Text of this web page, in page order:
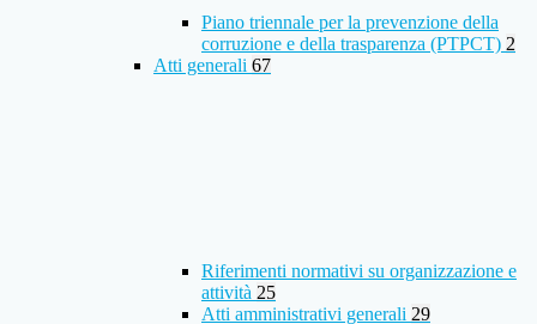
Piano triennale per la prevenzione della
corruzione e della trasparenza (PTPCT) 2
Atti generali 67
Riferimenti normativi su organizzazione e
attività 25
Atti amministrativi generali 29